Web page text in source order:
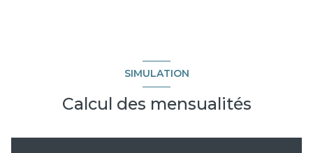
SIMULATION
Calcul des mensualités